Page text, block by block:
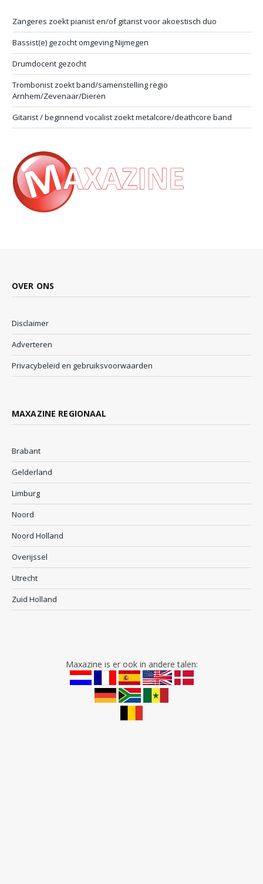
Zangeres zoekt pianist en/of gitarist voor akoestisch duo
Bassist(e) gezocht omgeving Nijmegen
Drumdocent gezocht
Trombonist zoekt band/samenstelling regio
Arnhem/Zevenaar/Dieren
Gitarist / beginnend vocalist zoekt metalcore/deathcore band
OVER ONS
Disclaimer
Adverteren
Privacybeleid en gebruiksvoorwaarden
MAXAZINE REGIONAAL
Brabant
Gelderland
Limburg
Noord
Noord Holland
Overijssel
Utrecht
Zuid Holland
Maxazine is er ook in andere talen: